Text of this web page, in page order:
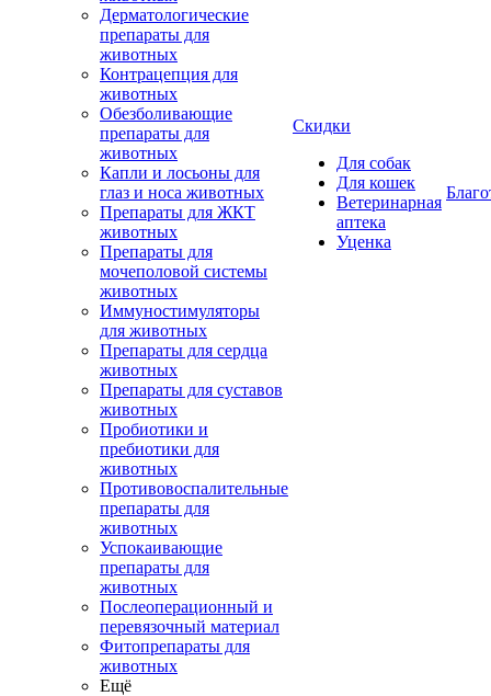
Дерматологические
препараты для
животных
Контрацепция для
животных
Обезболивающие
препараты для
животных
Капли и лосьоны для
глаз и носа животных
Препараты для ЖКТ
животных
Препараты для
мочеполовой системы
животных
Иммуностимуляторы
для животных
Препараты для сердца
животных
Препараты для суставов
животных
Пробиотики и
пребиотики для
животных
Противовоспалительные
препараты для
животных
Успокаивающие
препараты для
животных
Послеоперационный и
перевязочный материал
Фитопрепараты для
животных
Ещё
Скидки
Для собак
Для кошек
Ветеринарная
аптека
Уценка